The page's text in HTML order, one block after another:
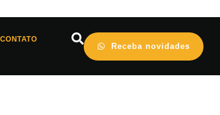
CONTATO
Receba novidades